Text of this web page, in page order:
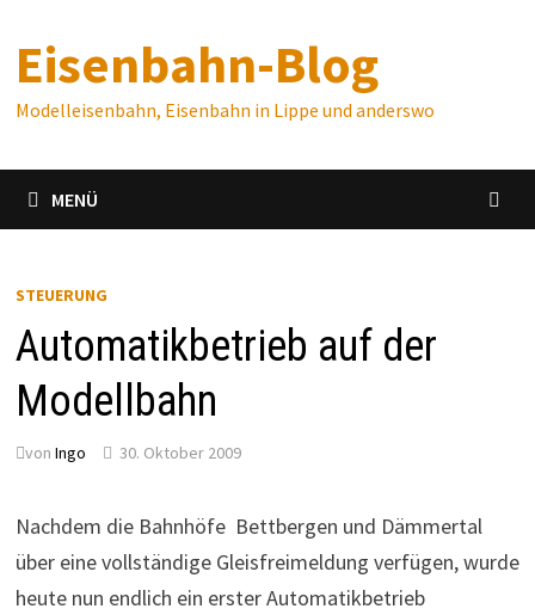
Inhalt
springen
Eisenbahn-Blog
Modelleisenbahn, Eisenbahn in Lippe und anderswo
MENÜ
STEUERUNG
Automatikbetrieb auf der
Modellbahn
von Ingo 30. Oktober 2009
Nachdem die Bahnhöfe Bettbergen und Dämmertal
über eine vollständige Gleisfreimeldung verfügen, wurde
heute nun endlich ein erster Automatikbetrieb